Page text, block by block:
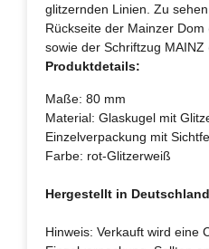
glitzernden Linien. Zu
Rückseite der Mainzer Dom
sowie der Schriftzug MAINZ
Produktdetails:
Maße: 80 mm
Material: Glaskugel mit
Einzelverpackung mit
Farbe: rot-Glitzerweiß
Hergestellt in
Hinweis: Verkauft wird eine